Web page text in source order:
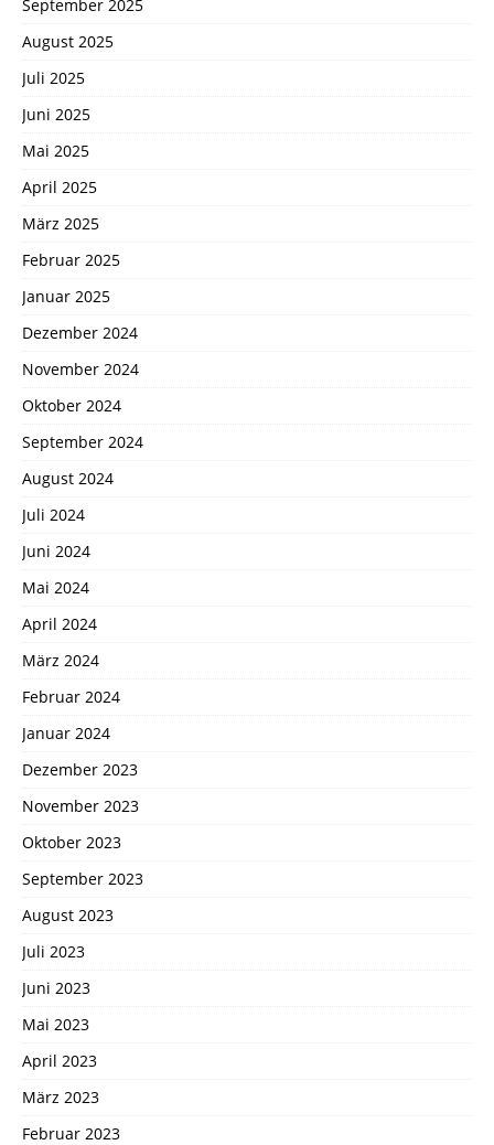
September 2025
August 2025
Juli 2025
Juni 2025
Mai 2025
April 2025
März 2025
Februar 2025
Januar 2025
Dezember 2024
November 2024
Oktober 2024
September 2024
August 2024
Juli 2024
Juni 2024
Mai 2024
April 2024
März 2024
Februar 2024
Januar 2024
Dezember 2023
November 2023
Oktober 2023
September 2023
August 2023
Juli 2023
Juni 2023
Mai 2023
April 2023
März 2023
Februar 2023